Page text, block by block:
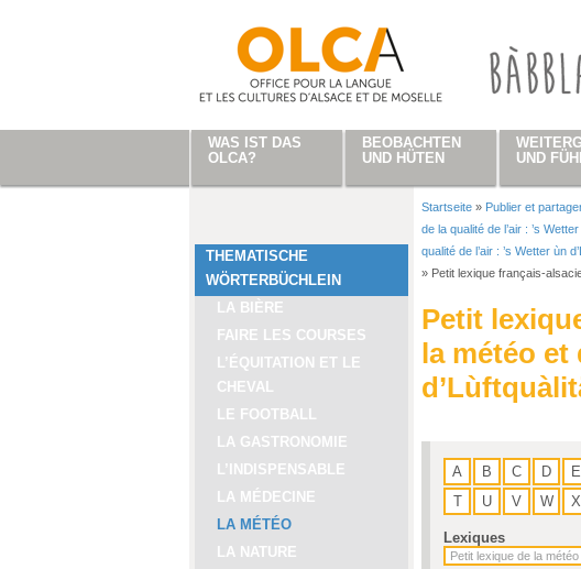
THEMATISCHE
WÖRTERBÜCHLEIN
LA BIÈRE
FAIRE LES COURSES
L’ÉQUITATION ET LE
CHEVAL
LE FOOTBALL
LA GASTRONOMIE
L’INDISPENSABLE
LA MÉDECINE
LA MÉTÉO
LA NATURE
Sie sind hier
Startseite » Publier et
de la qualité de l’air : ’s
qualité de l’air : ’s Wetter ùn
» Petit lexique français-
Petit
la météo et
A B C D E
T
U V W X
Lexiques
WAS IST DAS
OLCA?
BEOBACHTEN
UND HÜTEN
UND